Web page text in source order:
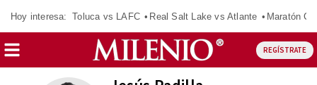
Hoy interesa: Toluca vs LAFC Real Salt Lake vs Atlante Maratón
REGÍSTRATE